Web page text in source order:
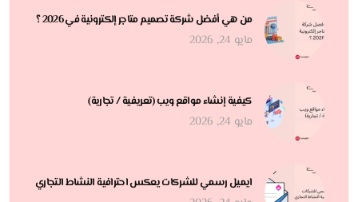
من هي أفضل شركة تصميم متاجر إلكترونية في 2026 ؟
مايو 24, 2026
كيفية إنشاء مواقع ويب (تعريفية / تجارية)
مايو 24, 2026
ايميل رسمي للشركات يعكس احترافية النشاط التجاري